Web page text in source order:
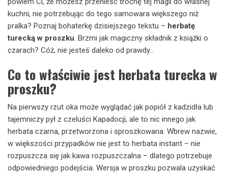
kuchni, nie potrzebując do tego samowara większego niż
pralka? Poznaj bohaterkę dzisiejszego tekstu – herbatę
turecką w proszku . Brzmi jak magiczny składnik z książki o
czarach? Cóż, nie jesteś daleko od prawdy…
Co to właściwie jest herbata turecka w
proszku?
Na pierwszy rzut oka może wyglądać jak popiół z kadzidła lub
tajemniczy pył z czeluści Kapadocji, ale to nic innego jak
herbata czarna, przetworzona i sproszkowana. Wbrew nazwie,
w większości przypadków nie jest to herbata instant – nie
rozpuszcza się jak kawa rozpuszczalna – dlatego potrzebuje
odpowiedniego podejścia. Wersja w proszku pozwala uzyskać